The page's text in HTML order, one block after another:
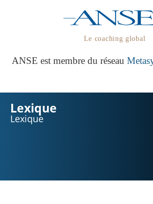
Le coaching global
ANSE est membre du réseau
Lexique
Lexique